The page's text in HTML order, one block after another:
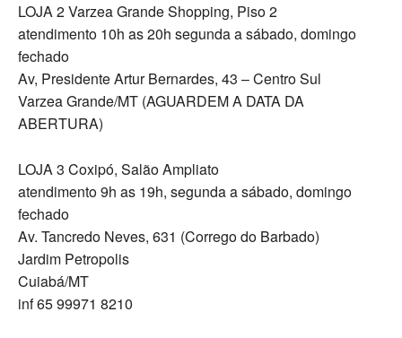
LOJA 2 Varzea Grande Shopping, Piso 2
atendimento 10h as 20h segunda a sábado, domingo
fechado
Av, Presidente Artur Bernardes, 43 – Centro Sul
Varzea Grande/MT (AGUARDEM A DATA DA
ABERTURA)
LOJA 3 Coxipó, Salão Ampliato
atendimento 9h as 19h, segunda a sábado, domingo
fechado
Av. Tancredo Neves, 631 (Corrego do Barbado)
Jardim Petropolis
Cuiabá/MT
inf 65 99971 8210